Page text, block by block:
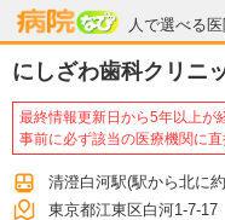
人で選べる
病院なび
にしざわ歯科クリニ
最終情報更新日から5年以上が
事前に必ず該当の医療機関に直
清澄白河駅(駅から北に
東京都江東区白河1-7-17